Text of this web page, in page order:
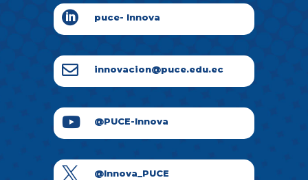
 puce- Innova
 innovacion@puce.edu.ec
 @PUCE-Innova
 @Innova_PUCE